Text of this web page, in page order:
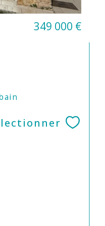
349 000 €